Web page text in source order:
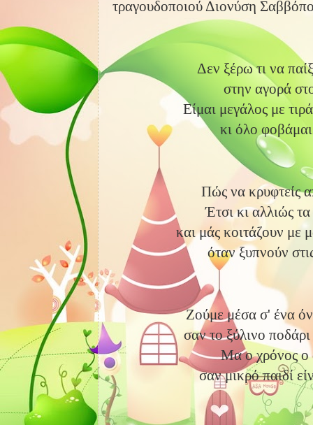
τραγουδοποιού Διονύση
Δεν ξέρω τι να
στην αγορά
Είμαι μεγάλος με
κι όλο
Πώς να κρυφτείς
Έτσι κι αλλιώς
και μάς κοιτάζουν με
όταν ξυπνούν
Ζούμε μέσα σ' ένα
σαν το ξύλινο ποδάρι
Μα ο χρόνος ο
σαν μικρό παιδί